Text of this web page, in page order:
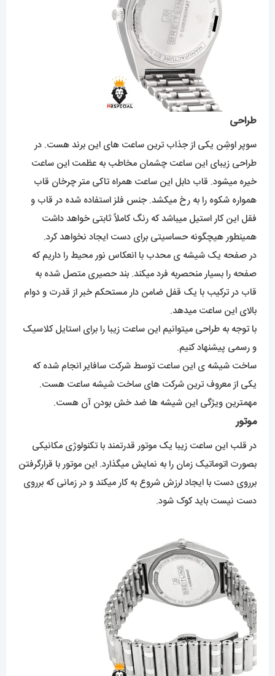
طراحی
سوپر اوشِن یکی از جذاب ترین ساعت های این برند هست. در
طراحی زیبای این ساعت چشمان مخاطب به عظمت این ساعت
خیره میشود. قاب دابل این ساعت همراه تاکی متر چرخان قاب
همواره شکوه را به رخ میکشد. جنس فلز استفاده شده در قاب و
فقل این کار استیل میباشد که رنگ کاملاً ثابتی خواهد داشت
همینطور هیچگونه حساسیتی برای دست ایجاد نخواهد کرد.
در صفحه یک شیشه ی محدب با انعکاس نور محیط را داریم که
صفحه را بسیار منحصربه فرد میکند. بند حصیری متصل شده به
قاب در ترکیب با یک قفل ضامن دار مستحکم خبر از قدرت و دوام
بالای این ساعت میدهد.
با توجه به طراحی میتوانیم این ساعت زیبا را برای استایل کلاسیک
و رسمی پیشنهاد کنیم.
ساخت شیشه ی این ساعت توسط شرکت سافایر انجام شده که
یکی از معروف ترین شرکت های ساخت شیشه ساعت هست.
مهمترین ویژگی این شیشه ها ضد خش بودن آن هست.
موتور
در قلب این ساعت زیبا یک موتور قدرتمند با تکنولوژی مکانیکی
بصورت اتوماتیک زمان را به نمایش میگذارد. این موتور با قرارگرفتن
برروی دست با ایجاد لرزش شروع به کار میکند و در زمانی که برروی
دست نیست باید کوک شود.